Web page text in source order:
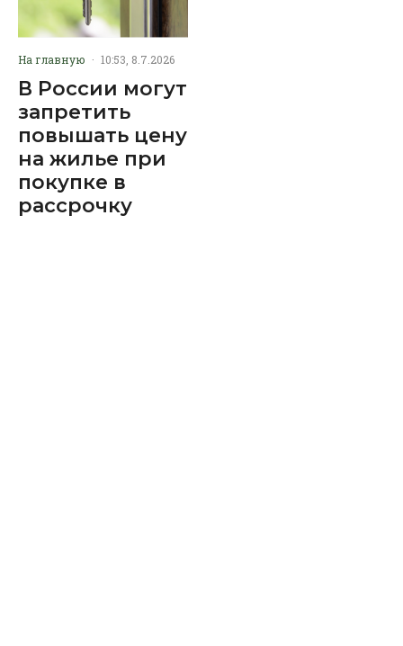
На главную · 10:53, 8.7.2026
В России могут
запретить
повышать цену
на жилье при
покупке в
рассрочку